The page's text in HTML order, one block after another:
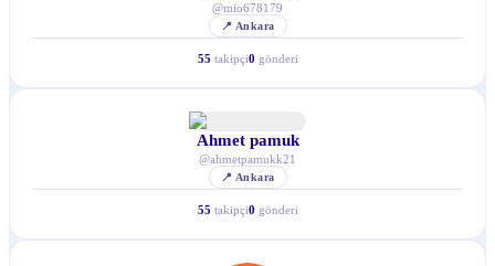
@mio678179
📍 Ankara
55 takipçi0 gönderi
Ahmet pamuk
@ahmetpamukk21
📍 Ankara
55 takipçi0 gönderi